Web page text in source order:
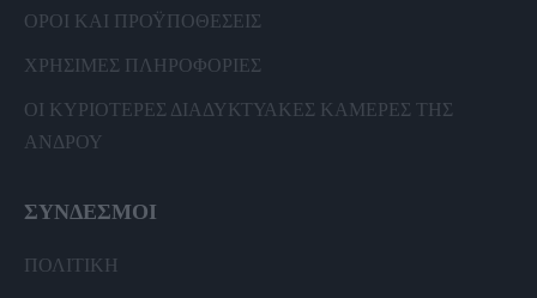
ΟΡΟΙ ΚΑΙ ΠΡΟΫΠΟΘΕΣΕΙΣ
ΧΡΗΣΙΜΕΣ ΠΛΗΡΟΦΟΡΙΕΣ
ΟΙ ΚΥΡΙΟΤΕΡΕΣ ΔΙΑΔΥΚΤΥΑΚΕΣ ΚΑΜΕΡΕΣ ΤΗΣ
ΑΝΔΡΟΥ
ΣΥΝΔΕΣΜΟΙ
ΠΟΛΙΤΙΚΗ